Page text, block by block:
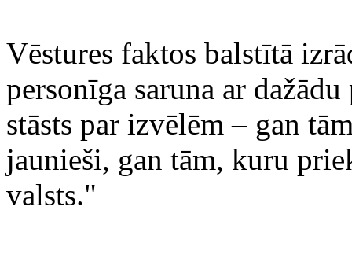
Vēstures faktos balstītā
personīga saruna ar
stāsts par izvēlēm – gan
jaunieši, gan tām, kuru
valsts."